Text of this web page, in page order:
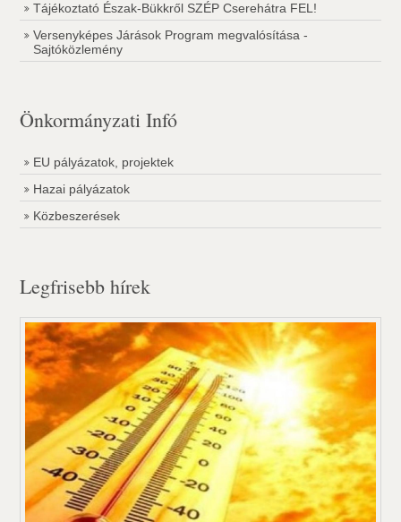
Tájékoztató Észak-Bükkről SZÉP Cserehátra FEL!
Versenyképes Járások Program megvalósítása -
Sajtóközlemény
Önkormányzati Infó
EU pályázatok, projektek
Hazai pályázatok
Közbeszerések
Legfrisebb hírek